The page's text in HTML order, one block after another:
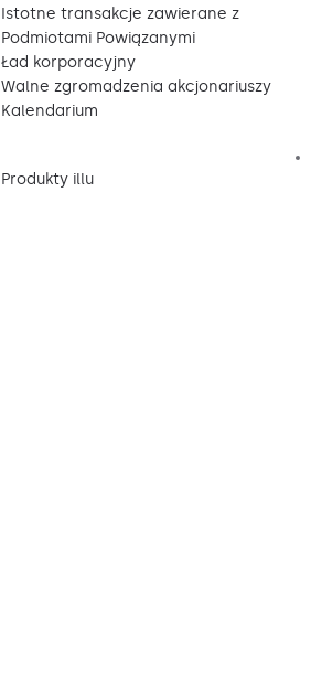
Istotne transakcje zawierane z
Podmiotami Powiązanymi
Ład korporacyjny
Walne zgromadzenia akcjonariuszy
Kalendarium
Produkty illu